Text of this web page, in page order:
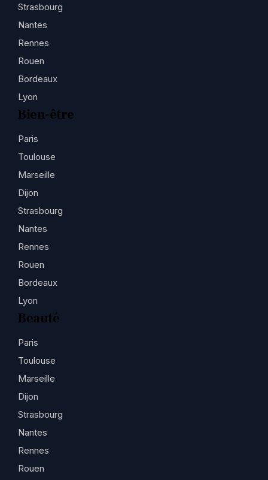
Strasbourg
Nantes
Rennes
Rouen
Bordeaux
Lyon
Bien-être
Paris
Toulouse
Marseille
Dijon
Strasbourg
Nantes
Rennes
Rouen
Bordeaux
Lyon
Beauté
Paris
Toulouse
Marseille
Dijon
Strasbourg
Nantes
Rennes
Rouen